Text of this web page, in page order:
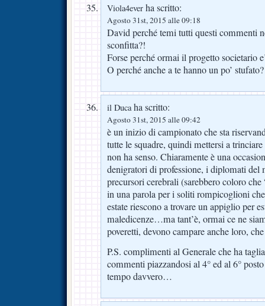
Viola4ever ha scritto:
Agosto 31st, 2015 alle 09:18
David perché temi tutti questi commenti
sconfitta?!
Forse perché ormai il progetto societario
O perché anche a te hanno un po’
il Ducaha scritto:
Agosto 31st, 2015 alle 09:42
è un inizio di campionato che sta
tutte le squadre, quindi mettersi a
non ha senso. Chiaramente è una
denigratori di professione, i diplomati del
precursori cerebrali (sarebbero coloro
in una parola per i soliti rompicoglioni
estate riescono a trovare un appiglio per
maledicenze…ma tant’è, ormai ce ne
poveretti, devono campare anche loro,
P.S. complimenti al Generale che ha
commenti piazzandosi al 4° ed al 6°
tempo davvero…